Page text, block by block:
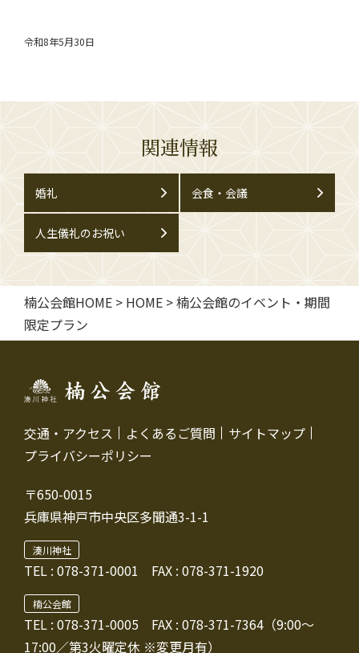
令和8年5月30日
関連情報
婚礼 会食・会議
人生儀礼のお祝い
楠公会館HOME > HOME >楠公会館のイベント・期間
限定プラン
交通・アクセス よくあるご質問
サイトマップ
プライバシーポリシー
〒650-0015
兵庫県神戸市中央区多聞通3-1-1
湊川神社
TEL : 078-371-0001 FAX : 078-371-1920
楠公会館
TEL : 078-371-0005 FAX : 078-371-7364（9:00～
17:00／第3火曜定休 ※変更月有）